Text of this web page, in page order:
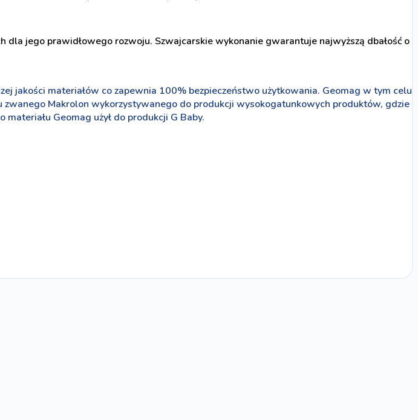
jego prawidłowego rozwoju. Szwajcarskie wykonanie gwarantuje najwyższą dbałość o
jakości materiałów co zapewnia 100% bezpieczeństwo użytkowania. Geomag w tym celu
Makrolon wykorzystywanego do produkcji wysokogatunkowych produktów, gdzie
Geomag użył do produkcji G Baby.